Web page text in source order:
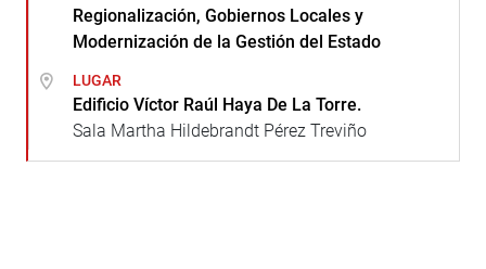
Regionalización, Gobiernos Locales y
Modernización de la Gestión del Estado
LUGAR
Edificio Víctor Raúl Haya De La Torre.
Sala Martha Hildebrandt Pérez Treviño